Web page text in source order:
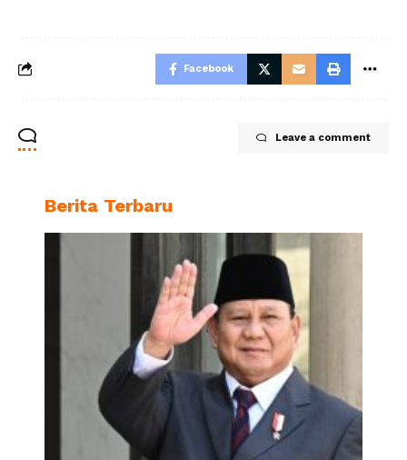
Facebook
Leave a comment
Berita Terbaru